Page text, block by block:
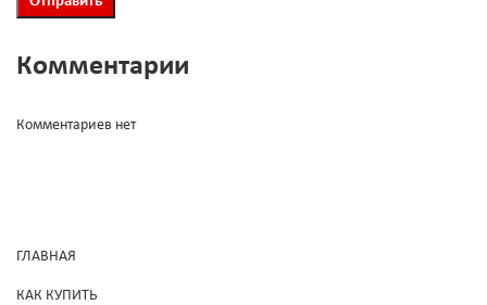
Комментарии
Комментариев нет
ГЛАВНАЯ
КАК КУПИТЬ